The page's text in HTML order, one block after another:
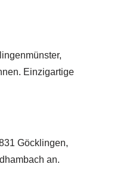
Einzigartige
Göcklingen,
an.